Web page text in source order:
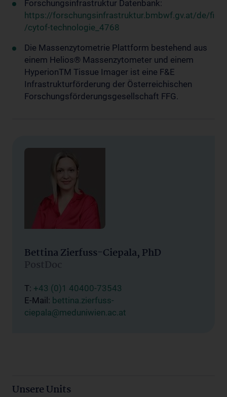
Forschungsinfrastruktur Datenbank:
https://forschungsinfrastruktur.bmbwf.gv.at/de/fi
/cytof-technologie_4768
Die Massenzytometrie Plattform bestehend aus
einem Helios® Massenzytometer und einem
HyperionTM Tissue Imager ist eine F&E
Infrastrukturförderung der Österreichischen
Forschungsförderungsgesellschaft FFG.
Bettina Zierfuss-Ciepala, PhD
PostDoc
T: +43 (0)1 40400-73543
E-Mail: bettina.zierfuss-
ciepala@meduniwien.ac.at
Unsere Units